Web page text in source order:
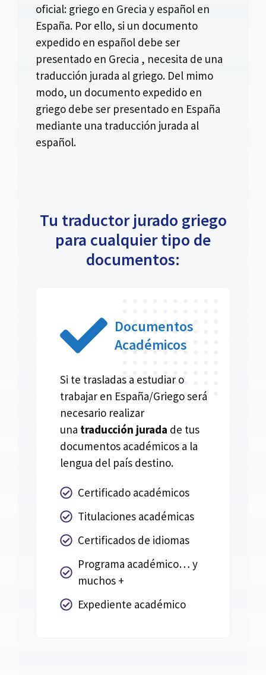
oficial: griego en Grecia y español en
España. Por ello, si un documento
expedido en español debe ser
presentado en Grecia , necesita de una
traducción jurada al griego. Del mimo
modo, un documento expedido en
griego debe ser presentado en España
mediante una traducción jurada al
español.
Tu traductor jurado griego
para cualquier tipo de
documentos:
Documentos
Académicos
Si te trasladas a estudiar o
trabajar en España/Griego será
necesario realizar
una traducción jurada de tus
documentos académicos a la
lengua del país destino.
Certificado académicos
Titulaciones académicas
Certificados de idiomas
Programa académico… y
muchos +
Expediente académico